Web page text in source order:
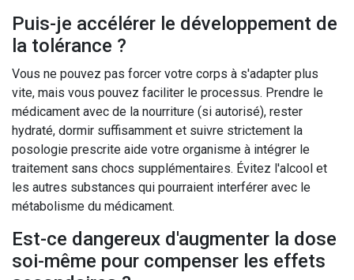
Puis-je accélérer le développement de
la tolérance ?
Vous ne pouvez pas forcer votre corps à s'adapter plus
vite, mais vous pouvez faciliter le processus. Prendre le
médicament avec de la nourriture (si autorisé), rester
hydraté, dormir suffisamment et suivre strictement la
posologie prescrite aide votre organisme à intégrer le
traitement sans chocs supplémentaires. Évitez l'alcool et
les autres substances qui pourraient interférer avec le
métabolisme du médicament.
Est-ce dangereux d'augmenter la dose
soi-même pour compenser les effets